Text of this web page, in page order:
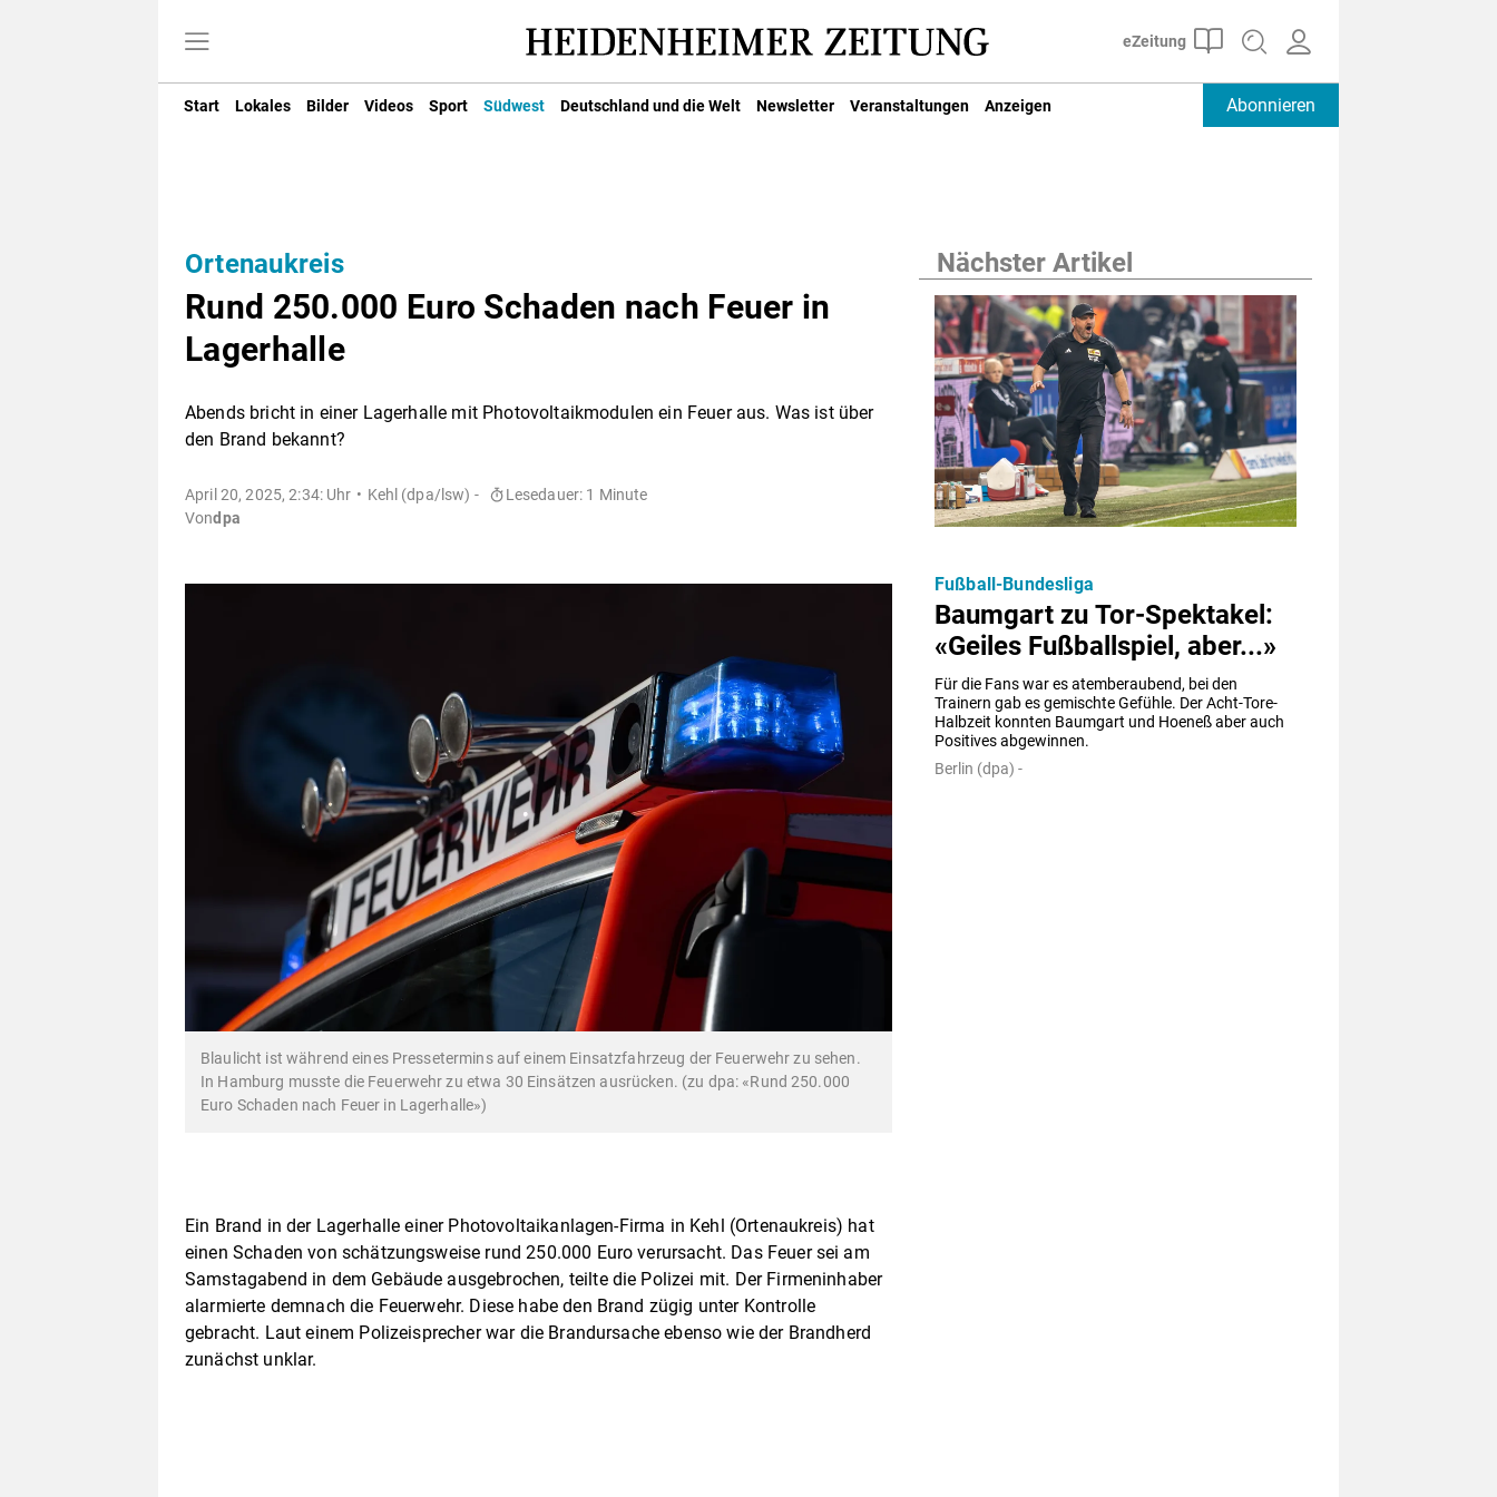
Start Lokales Bilder Videos Sport Südwest Deutschland und die Welt Newsletter Veranstaltungen Anzeigen Abonnieren
Ortenaukreis
Rund 250.000 Euro Schaden nach Feuer in
Lagerhalle
Abends bricht in einer Lagerhalle mit Photovoltaikmodulen ein Feuer aus. Was ist über
den Brand bekannt?
April 20, 2025, 2:34: Uhr Kehl (dpa/lsw) -
Lesedauer: 1 Minute
Vondpa
Blaulicht ist während eines Pressetermins auf einem Einsatzfahrzeug der Feuerwehr zu sehen.
In Hamburg musste die Feuerwehr zu etwa 30 Einsätzen ausrücken. (zu dpa: «Rund 250.000
Euro Schaden nach Feuer in Lagerhalle»)
Ein Brand in der Lagerhalle einer Photovoltaikanlagen-Firma in Kehl (Ortenaukreis) hat
einen Schaden von schätzungsweise rund 250.000 Euro verursacht. Das Feuer sei am
Samstagabend in dem Gebäude ausgebrochen, teilte die Polizei mit. Der Firmeninhaber
alarmierte demnach die Feuerwehr. Diese habe den Brand zügig unter Kontrolle
gebracht. Laut einem Polizeisprecher war die Brandursache ebenso wie der Brandherd
zunächst unklar.
Nächster Artikel
Baumgart zu Tor-Spektakel:
«Geiles Fußballspiel, aber...»
Für die Fans war es atemberaubend, bei den
Trainern gab es gemischte Gefühle. Der Acht-Tore-
Halbzeit konnten Baumgart und Hoeneß aber auch
Positives abgewinnen.
Fußball-Bundesliga
Berlin (dpa) -